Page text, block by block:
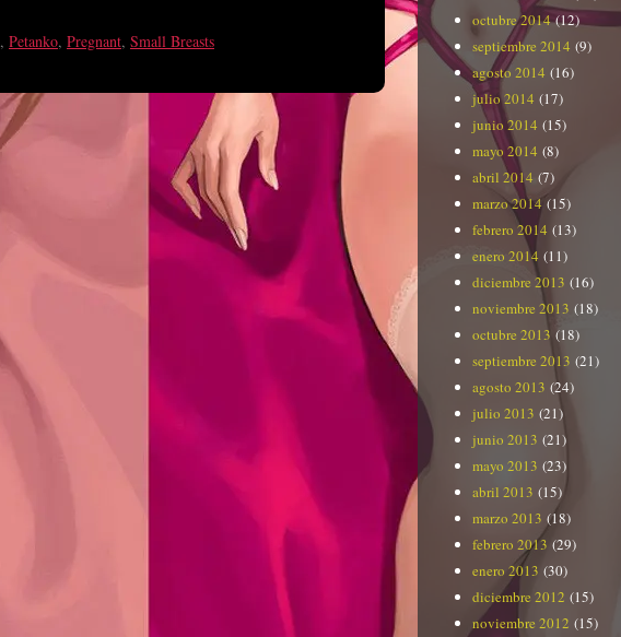
, Petanko, Pregnant, Small Breasts
octubre 2014(12)
septiembre 2014 (9)
agosto 2014 (16)
julio 2014 (17)
junio 2014 (15)
mayo 2014 (8)
abril 2014 (7)
marzo 2014 (15)
febrero 2014 (13)
enero 2014 (11)
diciembre 2013 (16)
noviembre 2013 (18)
octubre 2013 (18)
septiembre 2013 (21)
agosto 2013 (24)
julio 2013 (21)
junio 2013 (21)
mayo 2013 (23)
abril 2013 (15)
marzo 2013 (18)
febrero 2013 (29)
enero 2013 (30)
diciembre 2012 (15)
noviembre 2012 (15)